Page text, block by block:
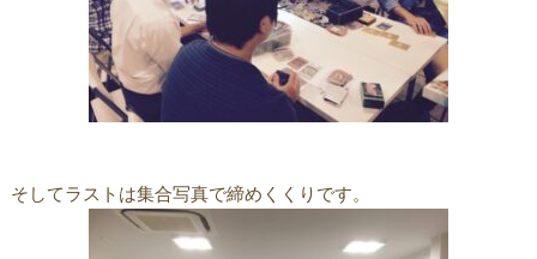
そしてラストは集合写真で締めくくりです。